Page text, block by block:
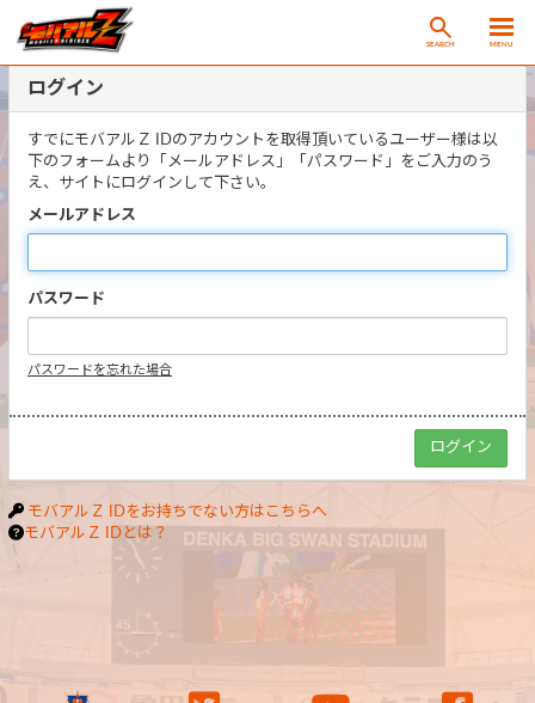
SEARCH MENU
ログイン
すでにモバアルＺ IDのアカウントを取得頂いているユーザー様は以
下のフォームより「メールアドレス」「パスワード」をご入力のう
え、サイトにログインして下さい。
メールアドレス
パスワード
パスワードを忘れた場合
モバアルＺ IDをお持ちでない方はこちらへ
モバアルＺ IDとは？